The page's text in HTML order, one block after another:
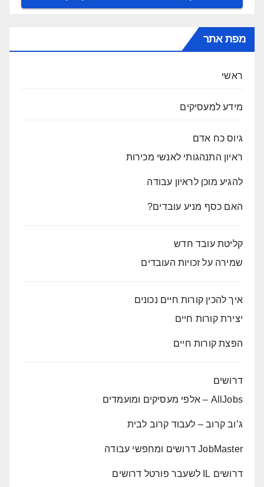
מפת אתר
ראשי
מידע למעסיקים
גיוס כח אדם
ראיון התנהגותי לאנשי מכירות
להגיע מוכן לראיון עבודה
האם כסף מניע עובדים?
קליטת עובד חדש
שמירה על זכויות העובדים
איך להכין קורות חיים נכונים
יצירת קורות חיים
הפצת קורות חיים
דרושים
AllJobs – אלפי מעסיקים ומועמדים
ג’וב קרוב – לעבוד קרוב לבית
JobMaster דרושים ומחפשי עבודה
דרושים IL לשעבר פורטל דרושים